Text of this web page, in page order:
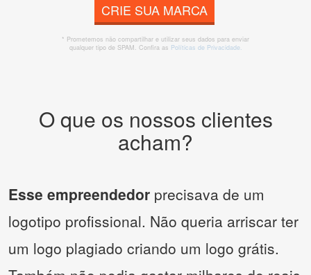
CRIE SUA MARCA
* Prometemos não compartilhar e utilizar seus dados para enviar
qualquer tipo de SPAM. Confira as Políticas de Privacidade.
O que os nossos clientes
acham?
Esse empreendedor precisava de um
logotipo profissional. Não queria arriscar ter
um logo plagiado criando um logo grátis.